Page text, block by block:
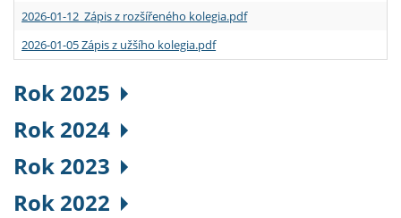
2026-01-12 Zápis z rozšířeného kolegia.pdf
2026-01-05 Zápis z užšího kolegia.pdf
Rok 2025
Rok 2024
Rok 2023
Rok 2022